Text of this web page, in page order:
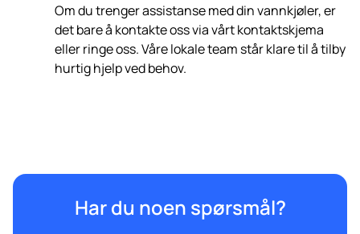
Om du trenger assistanse med din vannkjøler, er
det bare å kontakte oss via vårt kontaktskjema
eller ringe oss. Våre lokale team står klare til å tilby
hurtig hjelp ved behov.
Har du noen spørsmål?